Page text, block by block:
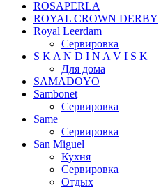
ROSAPERLA
ROYAL CROWN DERBY
Royal Leerdam
Сервировка
S K A N D I N A V I S K
Для дома
SAMADOYO
Sambonet
Сервировка
Same
Сервировка
San Miguel
Кухня
Сервировка
Отдых